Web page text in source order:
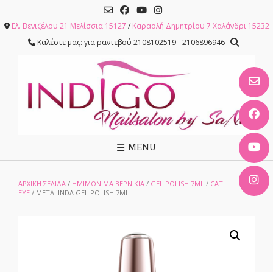
content
Ελ. Βενιζέλου 21 Μελίσσια 15127 / Καραολή Δημητρίου 7 Χαλάνδρι 15232
Καλέστε μας: για ραντεβού 2108102519 - 2106896946
MENU
ΑΡΧΙΚΉ ΣΕΛΊΔΑ / ΗΜΙΜΟΝΙΜΑ ΒΕΡΝΙΚΙΑ / GEL POLISH 7ML / CAT
EYE / METALINDA GEL POLISH 7ML